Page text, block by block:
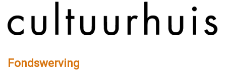
Fondswerving